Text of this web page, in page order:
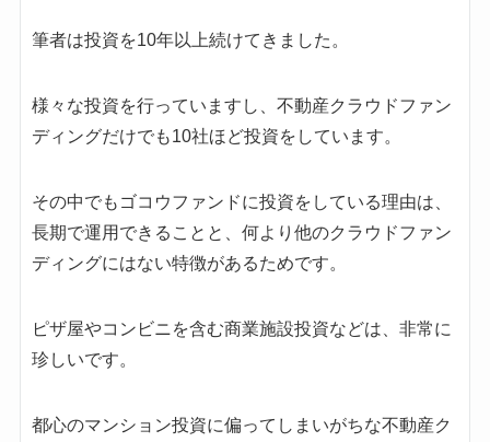
ディングだけでも10社ほど投資をしています。
その中でもゴコウファンドに投資をしている理由は、
長期で運用できることと、何より他のクラウドファン
ピザ屋やコンビニを含む商業施設投資などは、非常に
珍しいです。
都心のマンション投資に偏ってしまいがちな不動産ク
ラウドファンディングにおいて、地方の商業施設とい